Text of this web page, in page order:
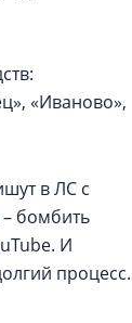
«Иваново»,
в ЛС с
бомбить
И
процесс.